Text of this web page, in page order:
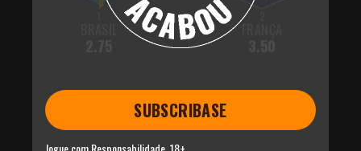
SUBSCRIBASE